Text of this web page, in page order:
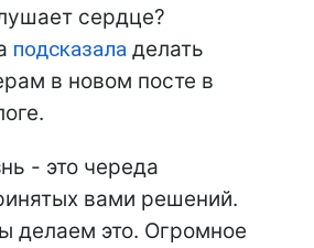
сердце?
подсказала делать
в новом посте в
- это череда
вами решений.
делаем это. Огромное